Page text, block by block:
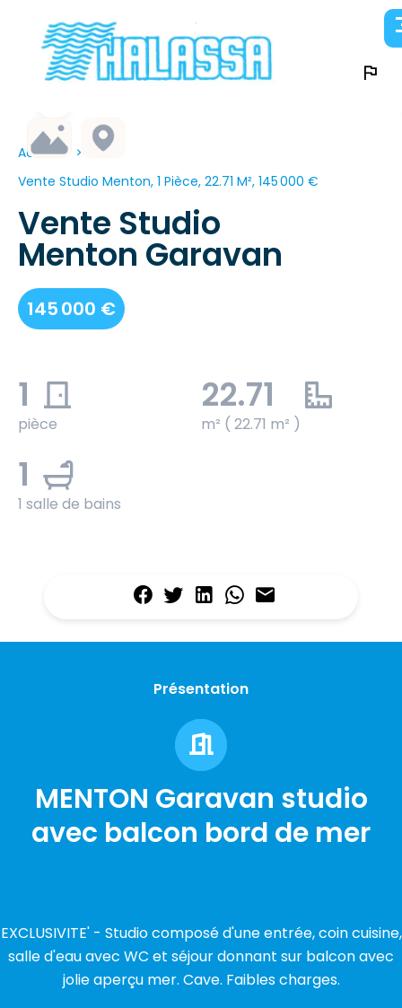
Accueil
Vente Studio Menton, 1 Pièce, 22.71 M², 145 000 €
Vente Studio
Menton Garavan
145 000 €
1
pièce
22.71
m² ( 22.71 m² )
1
1 salle de bains
Présentation
MENTON Garavan studio
avec balcon bord de mer
EXCLUSIVITE' - Studio composé d'une entrée, coin cuisine,
salle d'eau avec WC et séjour donnant sur balcon avec
jolie aperçu mer. Cave. Faibles charges.